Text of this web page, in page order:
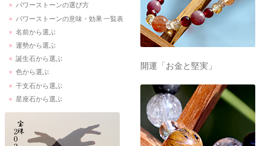
パワーストーンの選び方
パワーストーンの意味・効果 一覧表
名前から選ぶ
運勢から選ぶ
誕生石から選ぶ
色から選ぶ
干支石から選ぶ
星座石から選ぶ
開運「お金と堅実」